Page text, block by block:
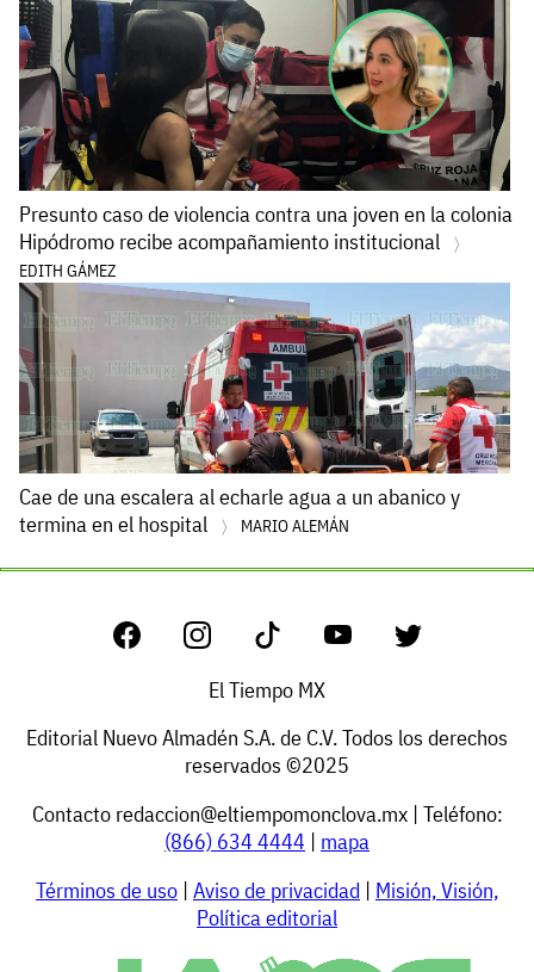
Presunto caso de violencia contra una joven en la colonia
Hipódromo recibe acompañamiento institucional
EDITH GÁMEZ
Cae de una escalera al echarle agua a un abanico y
termina en el hospital
MARIO ALEMÁN
El Tiempo MX
Editorial Nuevo Almadén S.A. de C.V. Todos los derechos
reservados ©2025
Contacto redaccion@eltiempomonclova.mx| Teléfono:
(866) 634 4444 | mapa
Términos de uso | Aviso de privacidad | Misión, Visión,
Política editorial